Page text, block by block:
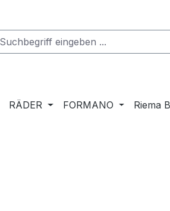
RÄDER FORMANO Riema